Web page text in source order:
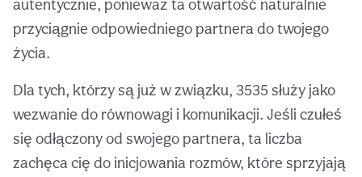
autentycznie, ponieważ ta otwartość naturalnie
przyciągnie odpowiedniego partnera do twojego
życia.
Dla tych, którzy są już w związku, 3535 służy jako
wezwanie do równowagi i komunikacji. Jeśli czułeś
się odłączony od swojego partnera, ta liczba
zachęca cię do inicjowania rozmów, które sprzyjają